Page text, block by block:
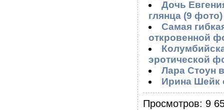
Дочь
глянца (9 фото)
Самая
откровенной
эротической
Лара Стоун
Ирина Шейк
Просмотров: 9